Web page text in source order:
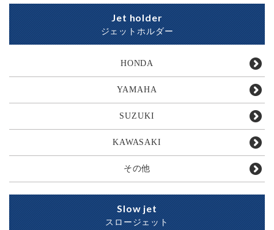
Jet holder
ジェットホルダー
HONDA
YAMAHA
SUZUKI
KAWASAKI
その他
Slow jet
スロージェット